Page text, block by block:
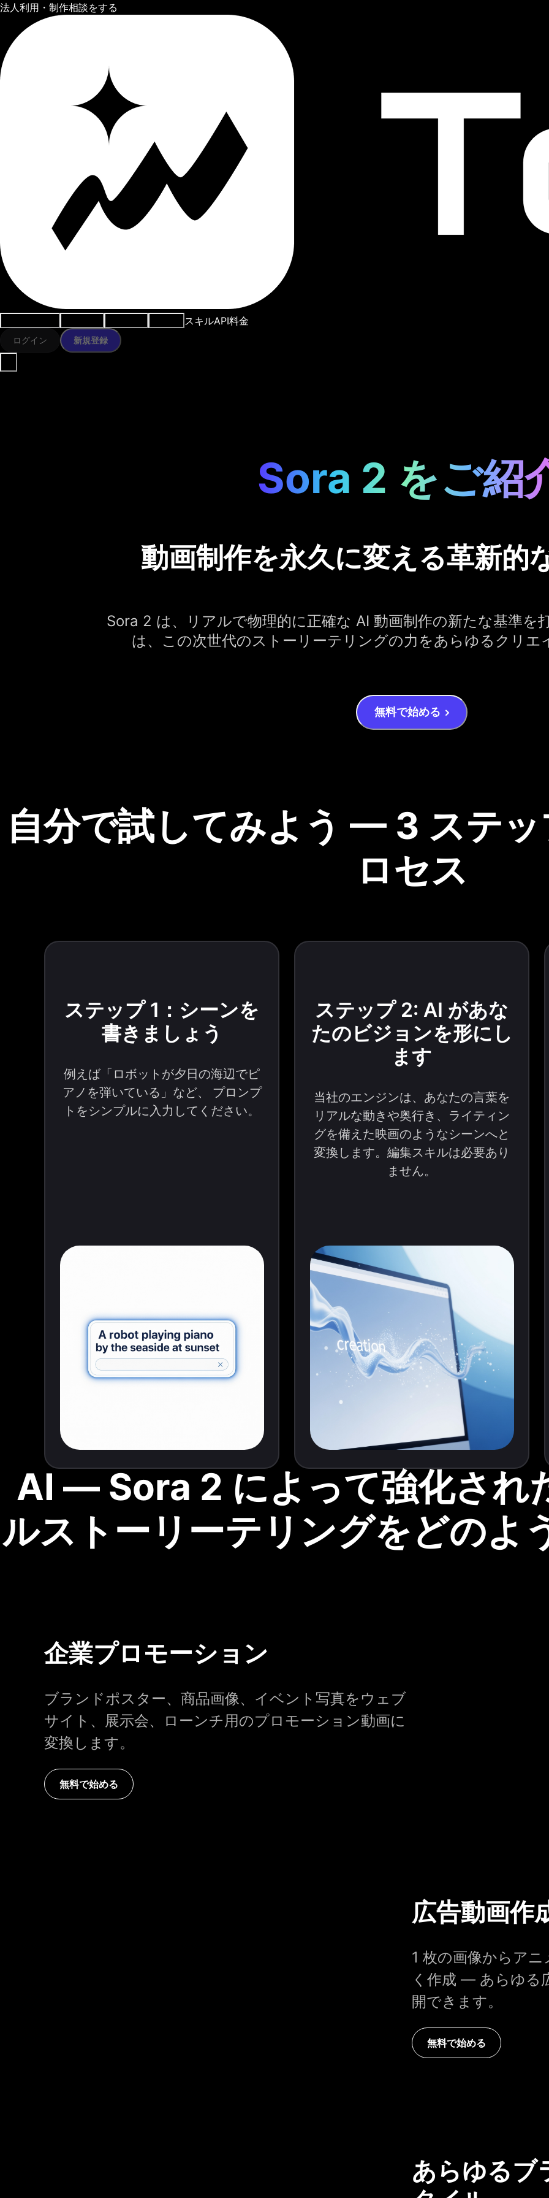
法人利用・制作相談をする
スキルAPI料金
ログイン 新規登録
Sora 2 をご紹
動画制作を永久に変える革新的
Sora 2 は、リアルで物理的に正確な AI 動画制作の新たな基準を
は、この次世代のストーリーテリングの力をあらゆるクリエ
無料で始める
自分で試してみよう — 3 ステ
ロセス
ステップ 1：シーンを
書きましょう
例えば「ロボットが夕日の海辺でピ
アノを弾いている」など、 プロンプ
トをシンプルに入力してください。
ステップ 2: AI があな
たのビジョンを形にし
ます
当社のエンジンは、あなたの言葉を
リアルな動きや奥行き、ライティン
グを備えた映画のようなシーンへと
変換します。編集スキルは必要あり
ません。
AI ― Sora 2 によって強化され
ルストーリーテリングをどのよ
企業プロモーション
ブランドポスター、商品画像、イベント写真をウェブ
サイト、展示会、ローンチ用のプロモーション動画に
変換します。
無料で始める
広告動画作
1 枚の画像からア
く作成 — あらゆる
開できます。
無料で始める
あらゆるブ